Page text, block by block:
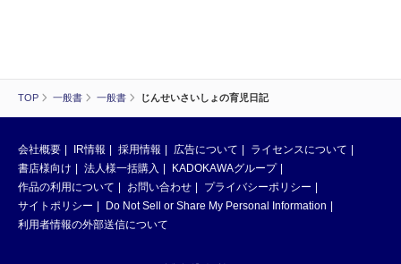
TOP 一般書 一般書 じんせいさいしょの育児日記
会社概要 IR情報 採用情報 広告について
ライセンスについて
書店様向け
法人様一括購入
KADOKAWAグループ
作品の利用について
お問い合わせ
プライバシーポリシー
サイトポリシー
Do Not Sell or Share My Personal Information
利用者情報の外部送信について